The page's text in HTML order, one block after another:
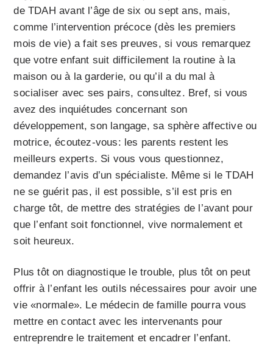
de TDAH avant l’âge de six ou sept ans, mais,
comme l’intervention précoce (dès les premiers
mois de vie) a fait ses preuves, si vous remarquez
que votre enfant suit difficilement la routine à la
maison ou à la garderie, ou qu’il a du mal à
socialiser avec ses pairs, consultez. Bref, si vous
avez des inquiétudes concernant son
développement, son langage, sa sphère affective ou
motrice, écoutez-vous: les parents restent les
meilleurs experts. Si vous vous questionnez,
demandez l’avis d’un spécialiste. Même si le TDAH
ne se guérit pas, il est possible, s’il est pris en
charge tôt, de mettre des stratégies de l’avant pour
que l’enfant soit fonctionnel, vive normalement et
soit heureux.
Plus tôt on diagnostique le trouble, plus tôt on peut
offrir à l’enfant les outils nécessaires pour avoir une
vie «normale». Le médecin de famille pourra vous
mettre en contact avec les intervenants pour
entreprendre le traitement et encadrer l’enfant.